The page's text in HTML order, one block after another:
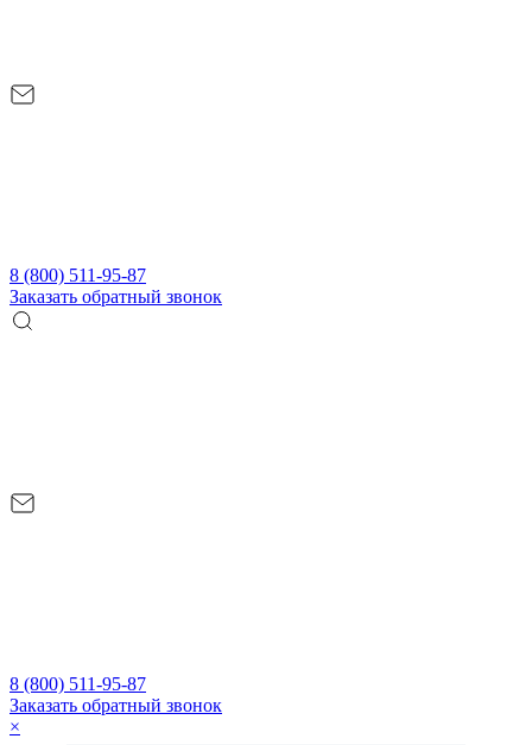
8 (800) 511-95-87
Заказать обратный звонок
8 (800) 511-95-87
Заказать обратный звонок
×